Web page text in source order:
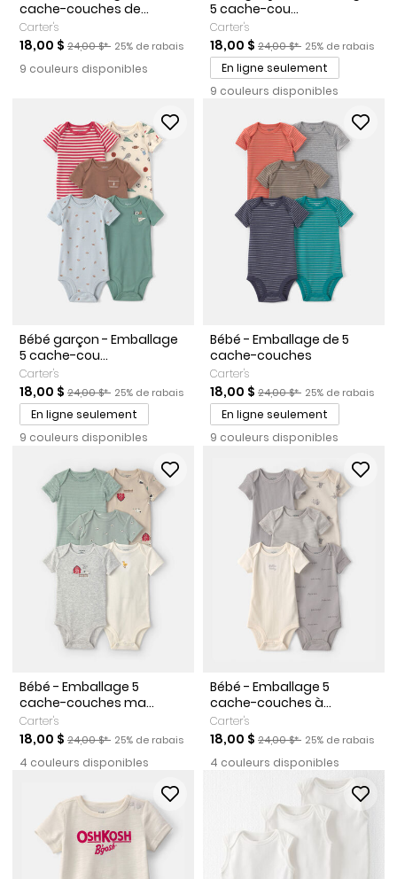
cache-couches de...
Carter's
Prix de solde
18,00 $ Prix ​​de détail suggéré par le fabricant
24,00 $* Pourcentage de rabais
25% de rabais
9 couleurs disponibles
5 cache-cou...
Carter's
Prix de solde
18,00 $ Prix ​​de détail suggéré par
24,00 $* Pourcentage de
25% de rabais
En ligne seulement
9 couleurs disponibles
Bébé garçon - Emballage
5 cache-cou...
Carter's
Prix de solde
18,00 $ Prix ​​de détail suggéré par le fabricant
24,00 $* Pourcentage de rabais
25% de rabais
En ligne seulement
9 couleurs disponibles
Bébé - Emballage de 5
cache-couches
Carter's
Prix de solde
18,00 $ Prix ​​de détail suggéré par
24,00 $* Pourcentage de
25% de rabais
En ligne seulement
9 couleurs disponibles
Bébé - Emballage 5
cache-couches ma...
Carter's
Prix de solde
18,00 $ Prix ​​de détail suggéré par le fabricant
24,00 $* Pourcentage de rabais
25% de rabais
4 couleurs disponibles
Bébé - Emballage 5
cache-couches à...
Carter's
Prix de solde
18,00 $ Prix ​​de détail suggéré par
24,00 $* Pourcentage de
25% de rabais
4 couleurs disponibles